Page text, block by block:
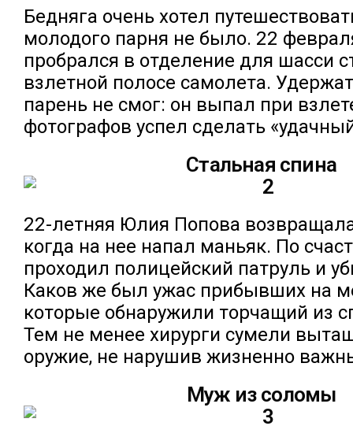
Бедняга очень хотел
молодого парня не было. 22
пробрался в отделение для шасси
взлетной полосе самолета.
парень не смог: он выпал при
фотографов успел сделать
Стальная спина
22-летняя Юлия Попова
когда на нее напал маньяк. По
проходил полицейский патруль и
Каков же был ужас прибывших на
которые обнаружили торчащий из
Тем не менее хирурги сумели
оружие, не нарушив жизненно
Муж из соломы